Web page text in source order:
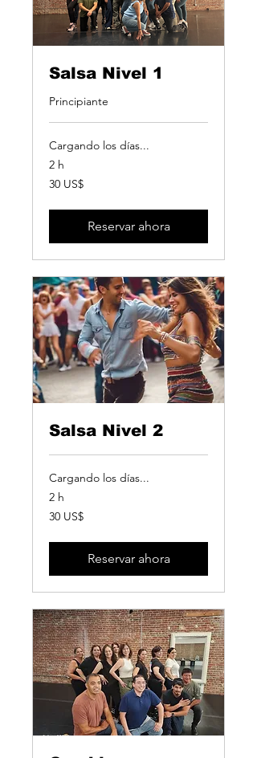
Salsa Nivel 1
Principiante
Cargando los días...
2 h
30
dólares
30 US$
Reservar ahora
Salsa Nivel 2
Cargando los días...
2 h
30
dólares
30 US$
Reservar ahora